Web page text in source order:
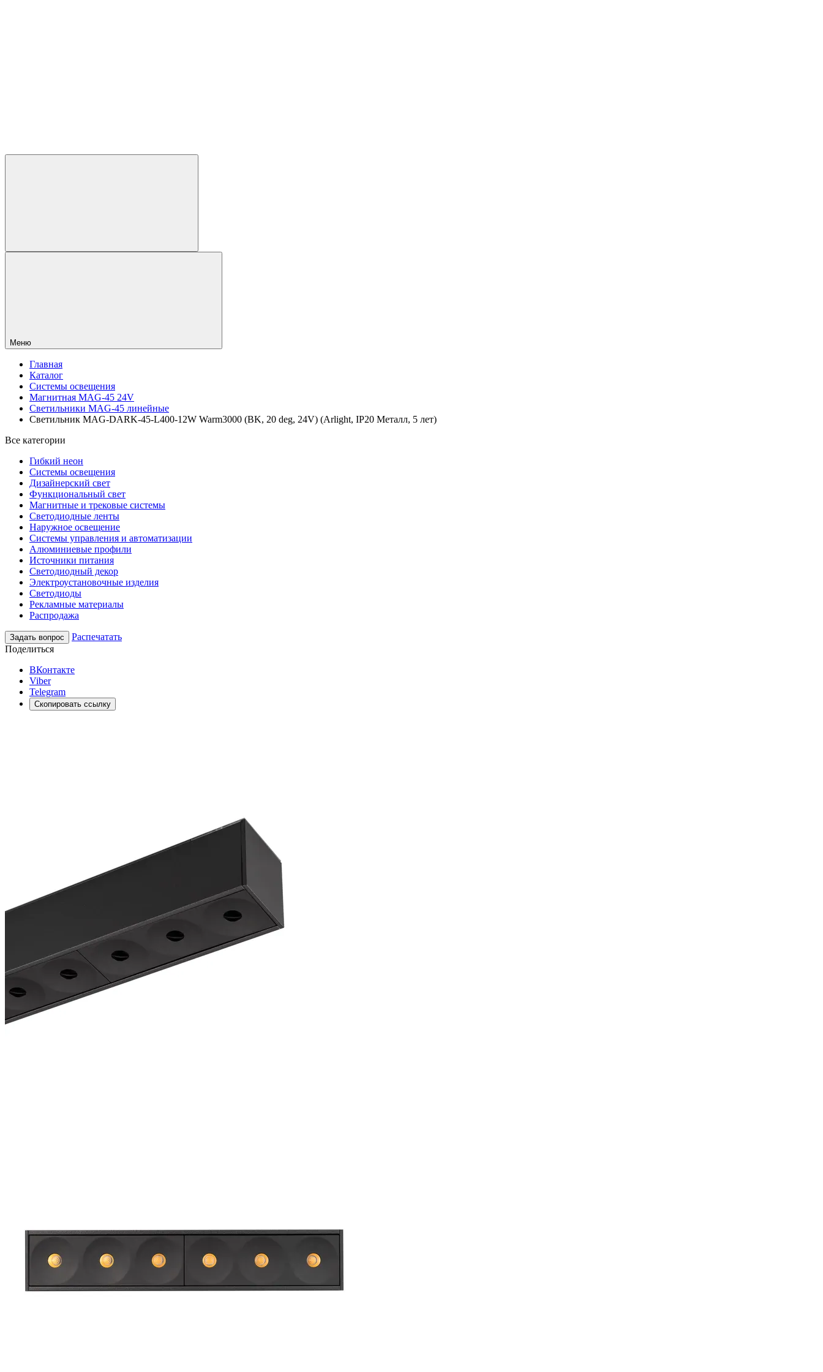
Меню
Главная
Каталог
Системы освещения
Магнитная MAG-45 24V
Светильники MAG-45 линейные
Светильник MAG-DARK-45-L400-12W Warm3000 (BK, 20 deg, 24V) (Arlight, IP20 Металл, 5 лет)
Все категории
Гибкий неон
Системы освещения
Дизайнерский свет
Функциональный свет
Магнитные и трековые системы
Светодиодные ленты
Наружное освещение
Системы управления и автоматизации
Алюминиевые профили
Источники питания
Светодиодный декор
Электроустановочные изделия
Светодиоды
Рекламные материалы
Распродажа
Задать вопрос
Распечатать
Поделиться
ВКонтакте
Viber
Telegram
Скопировать ссылку